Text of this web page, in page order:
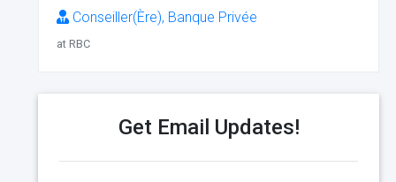
Conseiller(Ère), Banque Privée
at RBC
Get Email Updates!